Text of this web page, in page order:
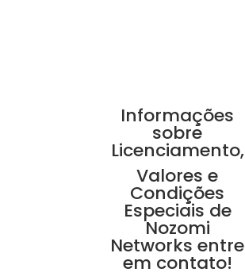
Informações
sobre
Licenciamento,
Valores e
Condições
Especiais de
Nozomi
Networks entre
em contato!